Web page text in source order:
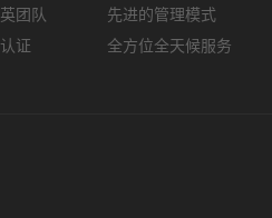
团队 先进的管理模式
证 全方位全天候服务